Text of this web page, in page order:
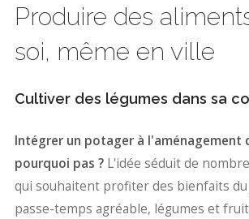
Produire des
soi, même en ville
Cultiver des légumes dans sa
Intégrer un potager à l'aménagement
pourquoi pas ? L'idée séduit de
qui souhaitent profiter des bienfaits du
passe-temps agréable, légumes et